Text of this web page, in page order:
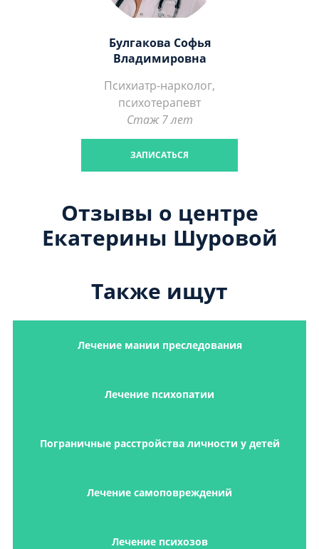
Булгакова Софья
Владимировна
Психиатр-нарколог,
психотерапевт
Стаж 7 лет
ЗАПИСАТЬСЯ
Отзывы о центре
Екатерины Шуровой
Также ищут
Лечение мании преследования
Лечение психопатии
Пограничные расстройства личности у детей
Лечение самоповреждений
Лечение психозов